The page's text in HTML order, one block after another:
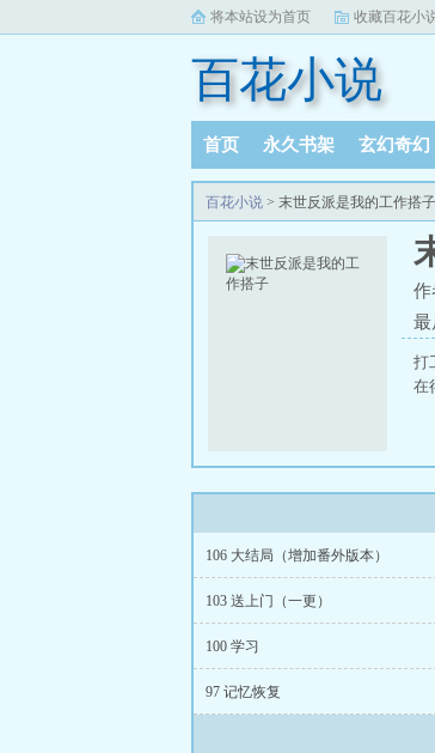
将本站设为首页 收藏百花小
百花小说
首页 永久书架 玄幻奇幻
百花小说 > 末世反派是我的工作搭
作
最
打
在
106 大结局（增加番外版本）
103 送上门（一更）
100 学习
97 记忆恢复